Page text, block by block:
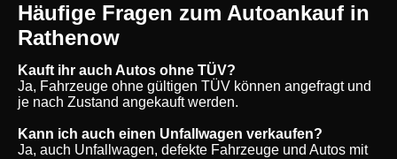
Häufige Fragen zum Autoankauf in
Rathenow
Kauft ihr auch Autos ohne TÜV?
Ja, Fahrzeuge ohne gültigen TÜV können angefragt und
je nach Zustand angekauft werden.
Kann ich auch einen Unfallwagen verkaufen?
Ja, auch Unfallwagen, defekte Fahrzeuge und Autos mit